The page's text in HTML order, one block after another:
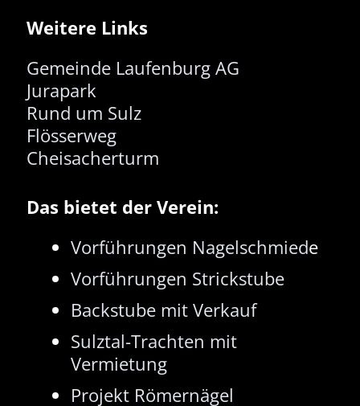
Weitere Links
Gemeinde Laufenburg AG
Jurapark
Rund um Sulz
Flösserweg
Cheisacherturm
Das bietet der Verein:
Vorführungen Nagelschmiede
Vorführungen Strickstube
Backstube mit Verkauf
Sulztal-Trachten mit
Vermietung
Projekt Römernägel